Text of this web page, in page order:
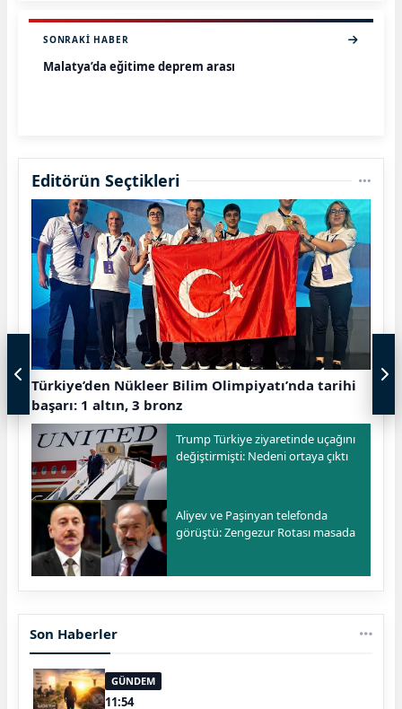
SONRAKI HABER
Malatya’da eğitime deprem arası
Editörün Seçtikleri
Türkiye’den Nükleer Bilim Olimpiyatı’nda tarihi
başarı: 1 altın, 3 bronz
Trump Türkiye ziyaretinde uçağını
değiştirmişti: Nedeni ortaya çıktı
Aliyev ve Paşinyan telefonda
görüştü: Zengezur Rotası masada
Son Haberler
GÜNDEM
11:54